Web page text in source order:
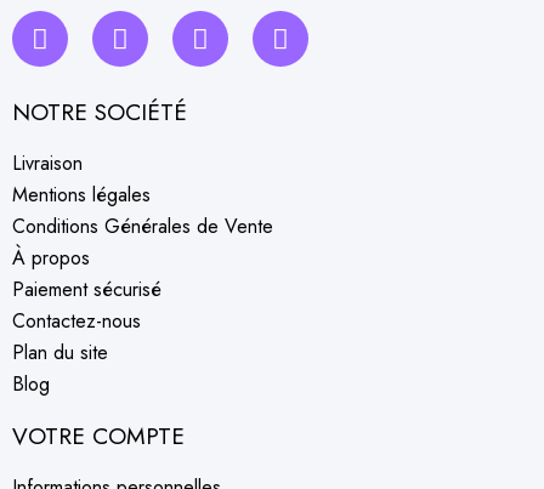
NOTRE SOCIÉTÉ
Livraison
Mentions légales
Conditions Générales de Vente
À propos
Paiement sécurisé
Contactez-nous
Plan du site
Blog
VOTRE COMPTE